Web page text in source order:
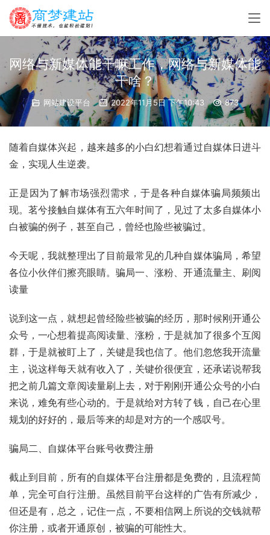
网络与新媒体能干嘛工作，网络与新媒体能
干啥？
网站建设平台 2022年11月5日 下午10:43 873
随着自媒体兴起，越来越多的小白幻想着通过自媒体日进斗
金，实现人生逆袭。
正是因为了解市场强烈需求，于是各种自媒体骗局频频出
现。茗兮接触自媒体有五六年时间了，见过了太多自媒体小
白被骗的例子，甚至自己，曾经也险些被骗过。
今天呢，我就整理出了目前最常见的几种自媒体骗局，希望
各位小伙伴们擦亮眼睛。骗局一、涨粉、开通流量主、刷阅
读量
说到这一点，就想起曾经险些被骗的经历，那时候刚开通公
众号，一心想着提高阅读量、涨粉，于是就加了很多个互阅
群，于是就被盯上了，关键是我也信了。他们忽悠我开流量
主，说这样每天就有收入了，关键价很便宜，还承诺说帮我
把之前几篇文章阅读量刷上去，对于刚刚开通公众号的小白
来说，难免有些心动的。于是就给对方转了钱，自己在心里
规划的好好的，最后等来的却是对方的一个感叹号。
骗局二、自媒体平台账号收费注册
截止到目前，所有的自媒体平台注册都是免费的，且流程简
单，完全可自行注册。虽然目前平台这样的广告有所减少，
但还是有，总之，记住一点，不要相信网上所说的交钱就帮
你注册，或者开通原创，被骗的可能性大。